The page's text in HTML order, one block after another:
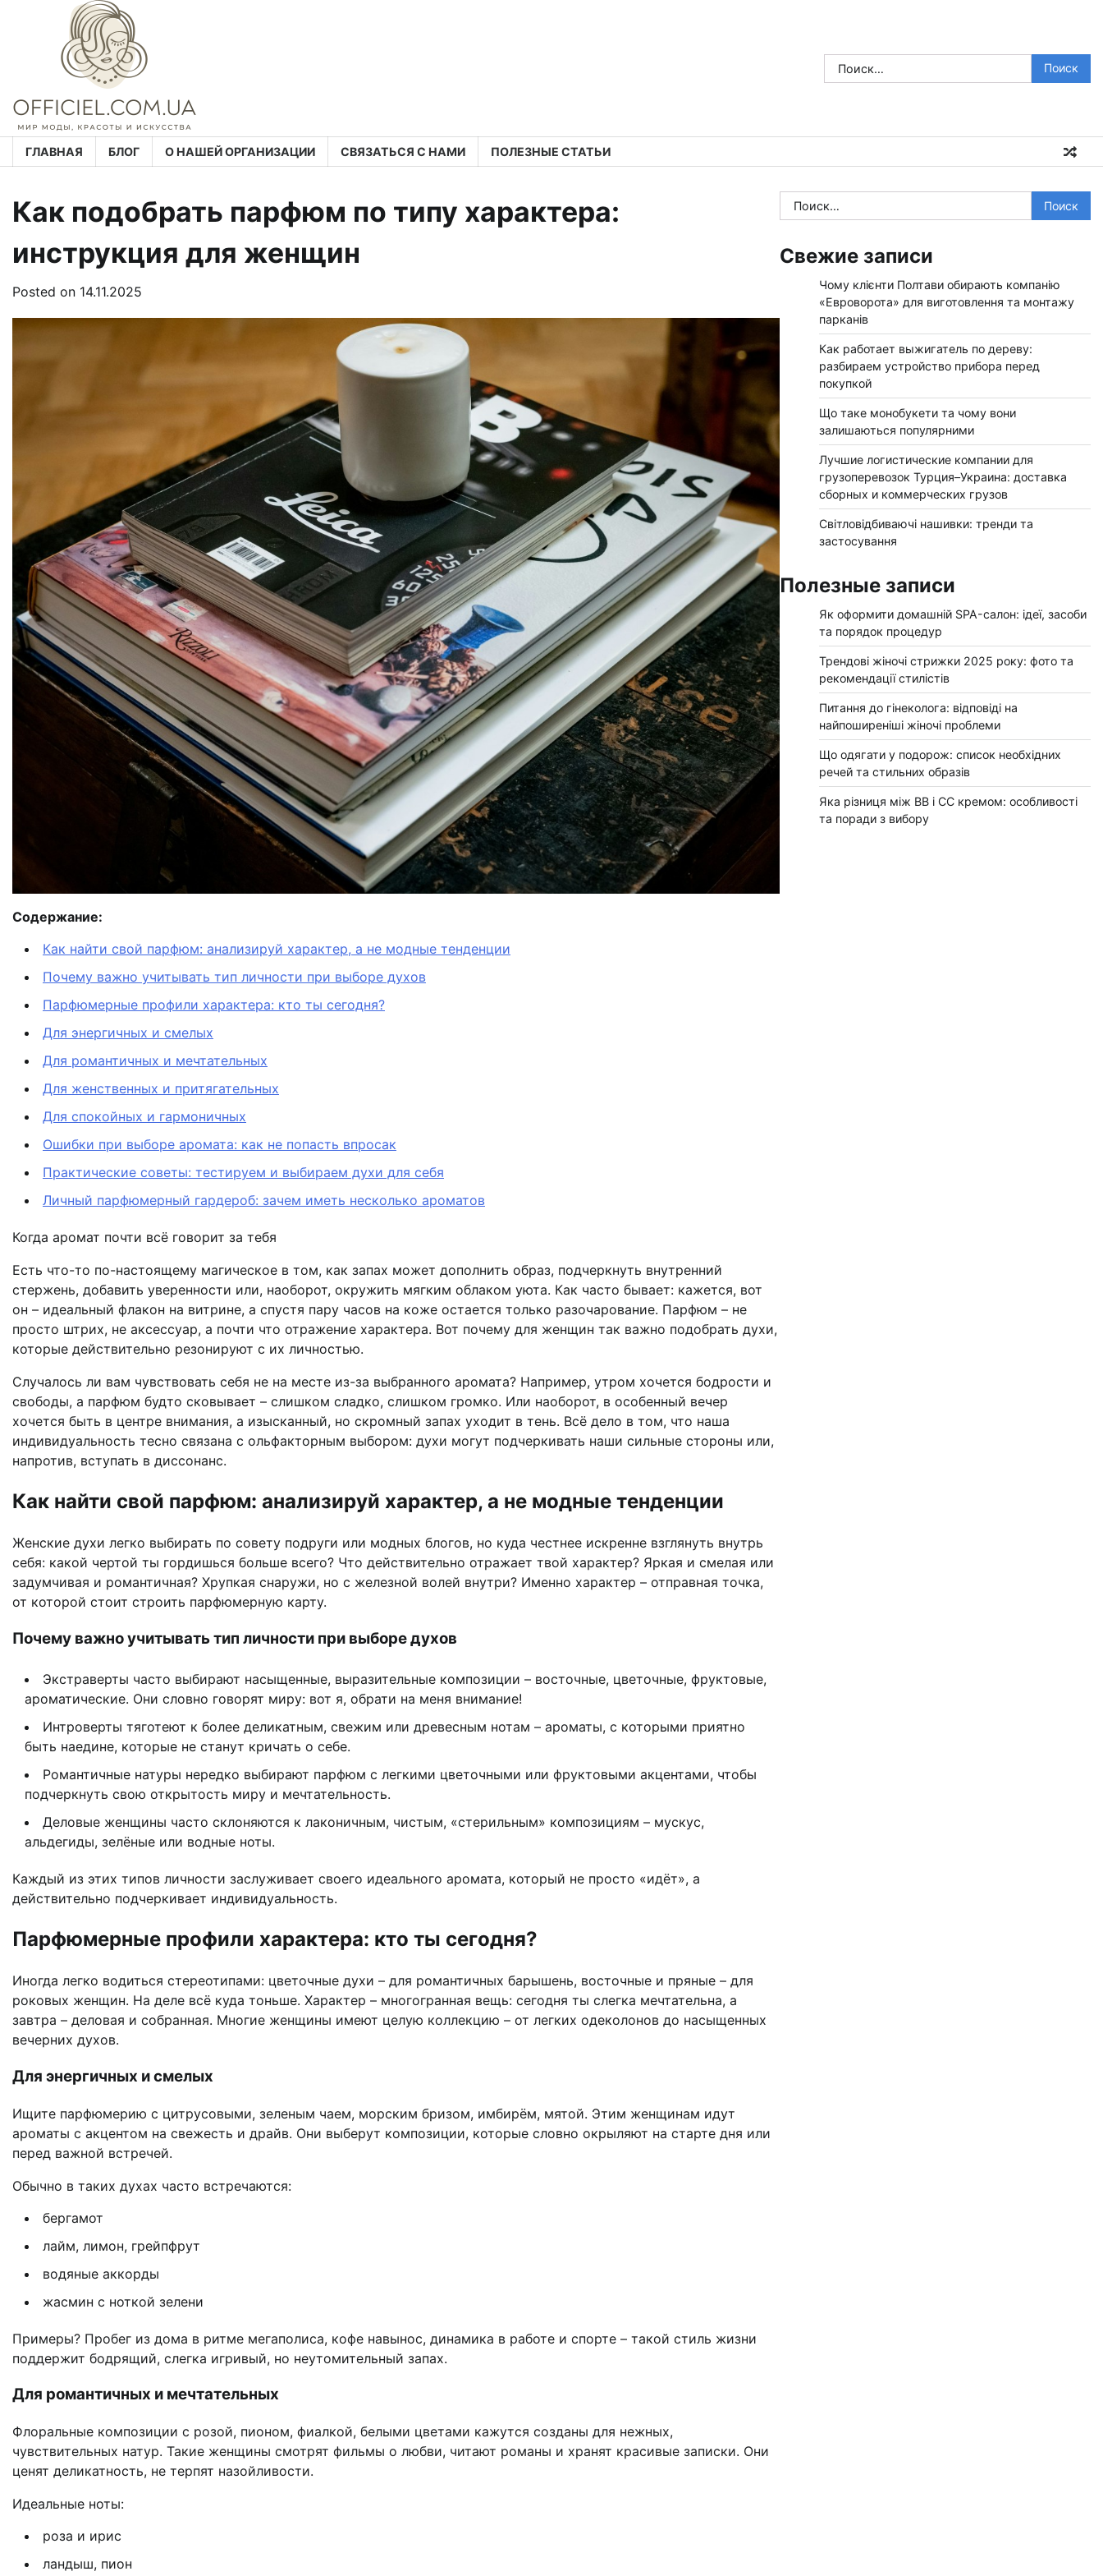
Найти:
ГЛАВНАЯ БЛОГ О НАШЕЙ ОРГАНИЗАЦИИ СВЯЗАТЬСЯ С НАМИ ПОЛЕЗНЫЕ СТАТЬИ
Как подобрать парфюм по типу характера:
инструкция для женщин
Posted on 14.11.2025
Содержание:
Как найти свой парфюм: анализируй характер, а не модные тенденции
Почему важно учитывать тип личности при выборе духов
Парфюмерные профили характера: кто ты сегодня?
Для энергичных и смелых
Для романтичных и мечтательных
Для женственных и притягательных
Для спокойных и гармоничных
Ошибки при выборе аромата: как не попасть впросак
Практические советы: тестируем и выбираем духи для себя
Личный парфюмерный гардероб: зачем иметь несколько ароматов
Когда аромат почти всё говорит за тебя
Есть что-то по-настоящему магическое в том, как запах может дополнить образ, подчеркнуть внутренний
стержень, добавить уверенности или, наоборот, окружить мягким облаком уюта. Как часто бывает: кажется, вот
он – идеальный флакон на витрине, а спустя пару часов на коже остается только разочарование. Парфюм – не
просто штрих, не аксессуар, а почти что отражение характера. Вот почему для женщин так важно подобрать духи,
которые действительно резонируют с их личностью.
Случалось ли вам чувствовать себя не на месте из-за выбранного аромата? Например, утром хочется бодрости и
свободы, а парфюм будто сковывает – слишком сладко, слишком громко. Или наоборот, в особенный вечер
хочется быть в центре внимания, а изысканный, но скромный запах уходит в тень. Всё дело в том, что наша
индивидуальность тесно связана с ольфакторным выбором: духи могут подчеркивать наши сильные стороны или,
напротив, вступать в диссонанс.
Как найти свой парфюм: анализируй характер, а не модные тенденции
Женские духи легко выбирать по совету подруги или модных блогов, но куда честнее искренне взглянуть внутрь
себя: какой чертой ты гордишься больше всего? Что действительно отражает твой характер? Яркая и смелая или
задумчивая и романтичная? Хрупкая снаружи, но с железной волей внутри? Именно характер – отправная точка,
от которой стоит строить парфюмерную карту.
Почему важно учитывать тип личности при выборе духов
Экстраверты часто выбирают насыщенные, выразительные композиции – восточные, цветочные, фруктовые,
ароматические. Они словно говорят миру: вот я, обрати на меня внимание!
Интроверты тяготеют к более деликатным, свежим или древесным нотам – ароматы, с которыми приятно
быть наедине, которые не станут кричать о себе.
Романтичные натуры нередко выбирают парфюм с легкими цветочными или фруктовыми акцентами, чтобы
подчеркнуть свою открытость миру и мечтательность.
Деловые женщины часто склоняются к лаконичным, чистым, «стерильным» композициям – мускус,
альдегиды, зелёные или водные ноты.
Каждый из этих типов личности заслуживает своего идеального аромата, который не просто «идёт», а
действительно подчеркивает индивидуальность.
Парфюмерные профили характера: кто ты сегодня?
Иногда легко водиться стереотипами: цветочные духи – для романтичных барышень, восточные и пряные – для
роковых женщин. На деле всё куда тоньше. Характер – многогранная вещь: сегодня ты слегка мечтательна, а
завтра – деловая и собранная. Многие женщины имеют целую коллекцию – от легких одеколонов до насыщенных
вечерних духов.
Для энергичных и смелых
Ищите парфюмерию с цитрусовыми, зеленым чаем, морским бризом, имбирём, мятой. Этим женщинам идут
ароматы с акцентом на свежесть и драйв. Они выберут композиции, которые словно окрыляют на старте дня или
перед важной встречей.
Обычно в таких духах часто встречаются:
бергамот
лайм, лимон, грейпфрут
водяные аккорды
жасмин с ноткой зелени
Примеры? Пробег из дома в ритме мегаполиса, кофе навынос, динамика в работе и спорте – такой стиль жизни
поддержит бодрящий, слегка игривый, но неутомительный запах.
Для романтичных и мечтательных
Флоральные композиции с розой, пионом, фиалкой, белыми цветами кажутся созданы для нежных,
чувствительных натур. Такие женщины смотрят фильмы о любви, читают романы и хранят красивые записки. Они
ценят деликатность, не терпят назойливости.
Идеальные ноты:
роза и ирис
ландыш, пион
Найти:
Свежие записи
Чому клієнти Полтави обирають компанію
«Евроворота» для виготовлення та монтажу
парканів
Как работает выжигатель по дереву:
разбираем устройство прибора перед
покупкой
Що таке монобукети та чому вони
залишаються популярними
Лучшие логистические компании для
грузоперевозок Турция–Украина: доставка
сборных и коммерческих грузов
Світловідбиваючі нашивки: тренди та
застосування
Полезные записи
Як оформити домашній SPA-салон: ідеї, засоби
та порядок процедур
Трендові жіночі стрижки 2025 року: фото та
рекомендації стилістів
Питання до гінеколога: відповіді на
найпоширеніші жіночі проблеми
Що одягати у подорож: список необхідних
речей та стильних образів
Яка різниця між BB і CC кремом: особливості
та поради з вибору